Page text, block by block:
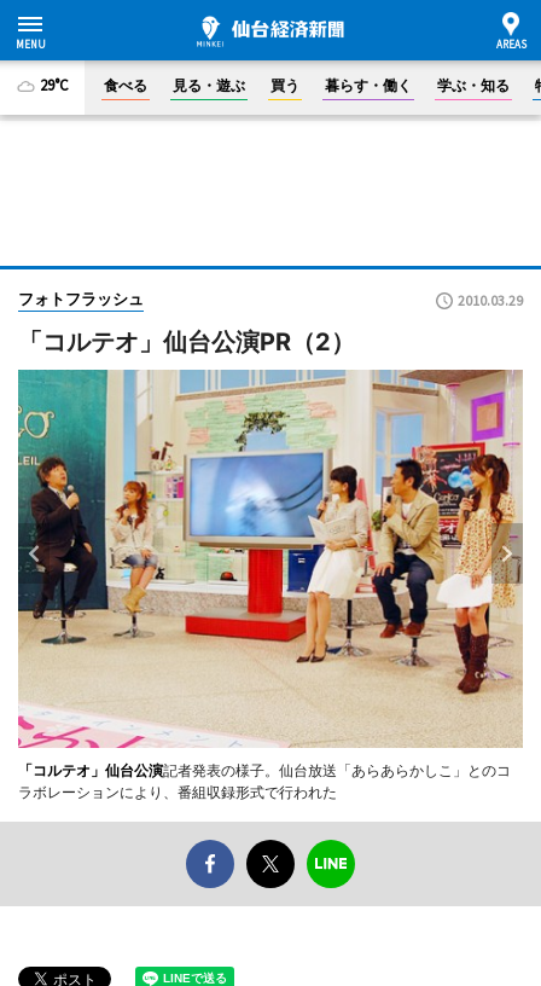
29°C 食べる 見る・遊ぶ 買う 暮らす・働く 学ぶ・知る
フォトフラッシュ 2010.03.29
「コルテオ」仙台公演PR（2）
「コルテオ」仙台公演記者発表の様子。仙台放送「あらあらかしこ」とのコ
ラボレーションにより、番組収録形式で行われた